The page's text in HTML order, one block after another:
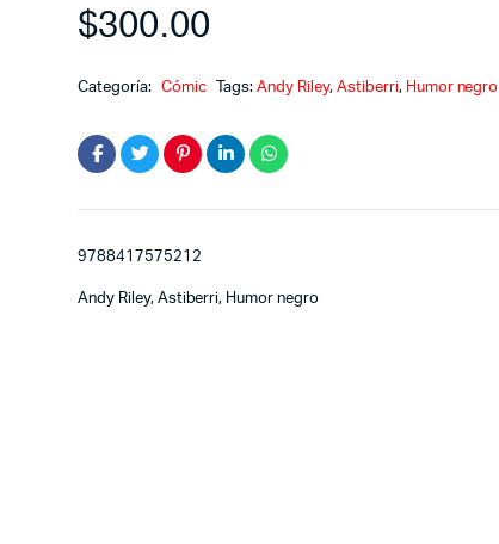
$300.00
Categoría: Cómic Tags:Andy Riley, Astiberri, Humor negro
9788417575212
Andy Riley, Astiberri, Humor negro